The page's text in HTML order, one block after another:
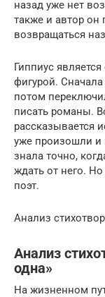
назад уже нет
также и автор он
возвращаться
Гиппиус
фигурой.
потом
писать романы.
рассказывается
уже произошли и
знала точно,
ждать от него.
поэт.
Анализ
Анализ
одна»
На жизненном